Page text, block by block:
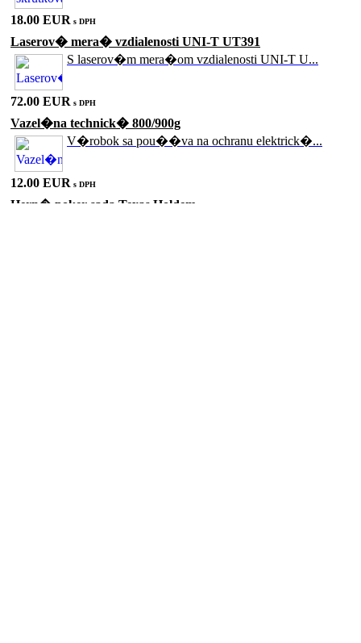
18.00 EUR s DPH
Laserov� mera� vzdialenosti UNI-T UT391
S laserov�m mera�om vzdialenosti UNI-T U...
72.00 EUR s DPH
Vazel�na technick� 800/900g
V�robok sa pou��va na ochranu elektrick�...
12.00 EUR s DPH
Hern� poker sada Texas Holdem